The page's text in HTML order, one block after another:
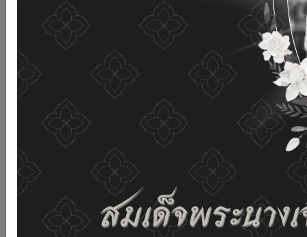
กรมกิจการผู้สูงอายุ
ให้ความสำคัญต่อข้อมูลส่วนบุคคลของ
ท่าน เพื่อการพัฒนาและปรับปรุงเว็บไซต์ หากท่านใช้บริการ
เว็บไซต์นี้โดยไม่มีการปรับตั้งค่าใดๆ แสดงว่าท่านยินยอมที่จะ
รับคุกกี้บนเว็บไซต์ และนโยบายสิทธิส่วนบุคคลของเรา
ดูรายละเอียด ยอมรับทั้งหมด
02-659-6811 saraban@dop.mail.go.th
เปลี่ยนการแสดงผล
ก-ก